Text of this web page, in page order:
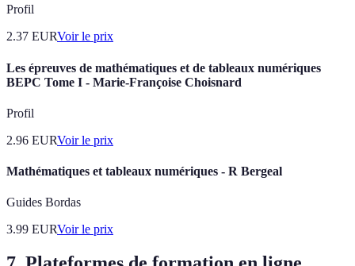
Profil
2.37 EURVoir le prix
Les épreuves de mathématiques et de tableaux numériques
BEPC Tome I - Marie-Françoise Choisnard
Profil
2.96 EURVoir le prix
Mathématiques et tableaux numériques - R Bergeal
Guides Bordas
3.99 EURVoir le prix